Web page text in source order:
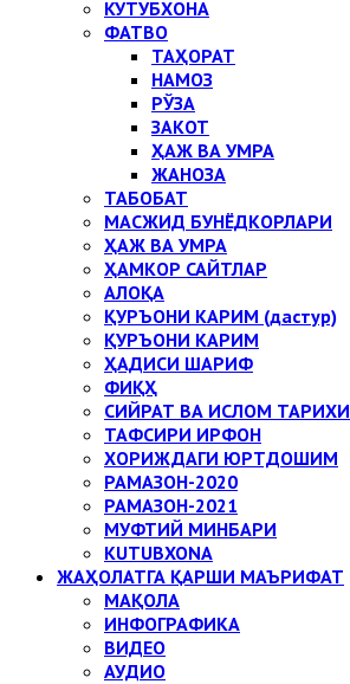
КУТУБХОНА
ФАТВО
ТАҲОРАТ
НАМОЗ
РЎЗА
ЗАКОТ
ҲАЖ ВА УМРА
ЖАНОЗА
ТАБОБАТ
МАСЖИД БУНЁДКОРЛАРИ
ҲАЖ ВА УМРА
ҲАМКОР САЙТЛАР
АЛОҚА
ҚУРЪОНИ КАРИМ (дастур)
ҚУРЪОНИ КАРИМ
ҲАДИСИ ШАРИФ
ФИҚҲ
СИЙРАТ ВА ИСЛОМ ТАРИХИ
ТАФСИРИ ИРФОН
ХОРИЖДАГИ ЮРТДОШИМ
РАМАЗОН-2020
РАМАЗОН-2021
МУФТИЙ МИНБАРИ
KUTUBXONA
ЖАҲОЛАТГА ҚАРШИ МАЪРИФАТ
МАҚОЛА
ИНФОГРАФИКА
ВИДЕО
АУДИО